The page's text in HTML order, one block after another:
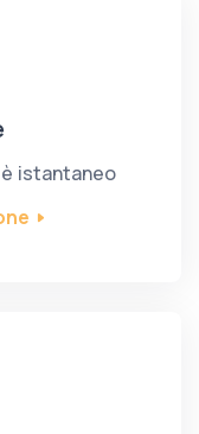
istantaneo